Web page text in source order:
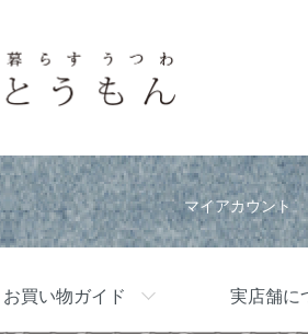
マイアカウント
お買い物ガイド 実店舗に